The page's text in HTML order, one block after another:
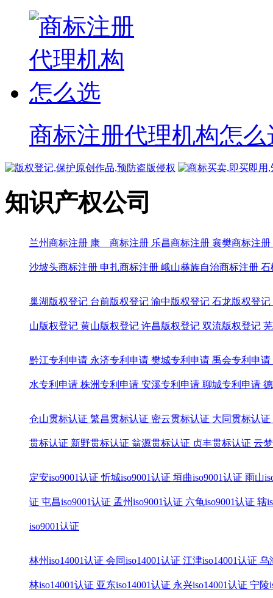
商标注册代理机构怎么
知识产权公司
兰州商标注册 康 商标注册 乐昌商标注册 襄樊商标注册
沙坡头商标注册 申扎商标注册 峨山彝族自治商标注册 石
巢湖版权登记 台前版权登记 渝中版权登记 石龙版权登记
山版权登记 黄山版权登记 许昌版权登记 双流版权登记
黔江专利申请 永济专利申请 樊城专利申请 禹会专利申请
水专利申请 株洲专利申请 安溪专利申请 聊城专利申请
仓山贯标认证 繁昌贯标认证 密云贯标认证 大同贯标认证
贯标认证 新野贯标认证 翁源贯标认证 贞丰贯标认证 云
定安iso9001认证 忻城iso9001认证 垣曲iso9001认证 雨山
证 屯昌iso9001认证 孟州iso9001认证 六龟iso9001认证 辖
iso9001认证
林州iso14001认证 会同iso14001认证 江津iso14001认证 乌
林iso14001认证 亚东iso14001认证 永兴iso14001认证 宁陵